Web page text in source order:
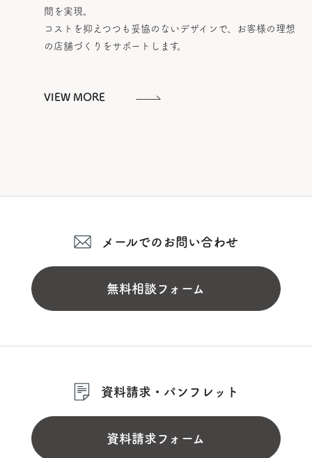
間を実現。
コストを抑えつつも妥協のないデザインで、お客様の理想
の店舗づくりをサポートします。
VIEW MORE
メールでのお問い合わせ
無料相談フォーム
資料請求・パンフレット
資料請求フォーム